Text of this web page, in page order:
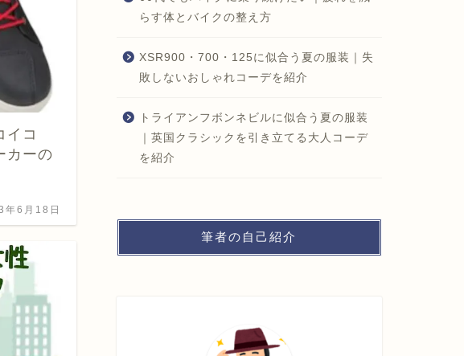
イコ
カーの
年6月18日
らす体とバイクの整え方
XSR900・700・125に似合う夏の服装｜失
敗しないおしゃれコーデを紹介
トライアンフボンネビルに似合う夏の服装
｜英国クラシックを引き立てる大人コーデ
を紹介
筆者の自己紹介